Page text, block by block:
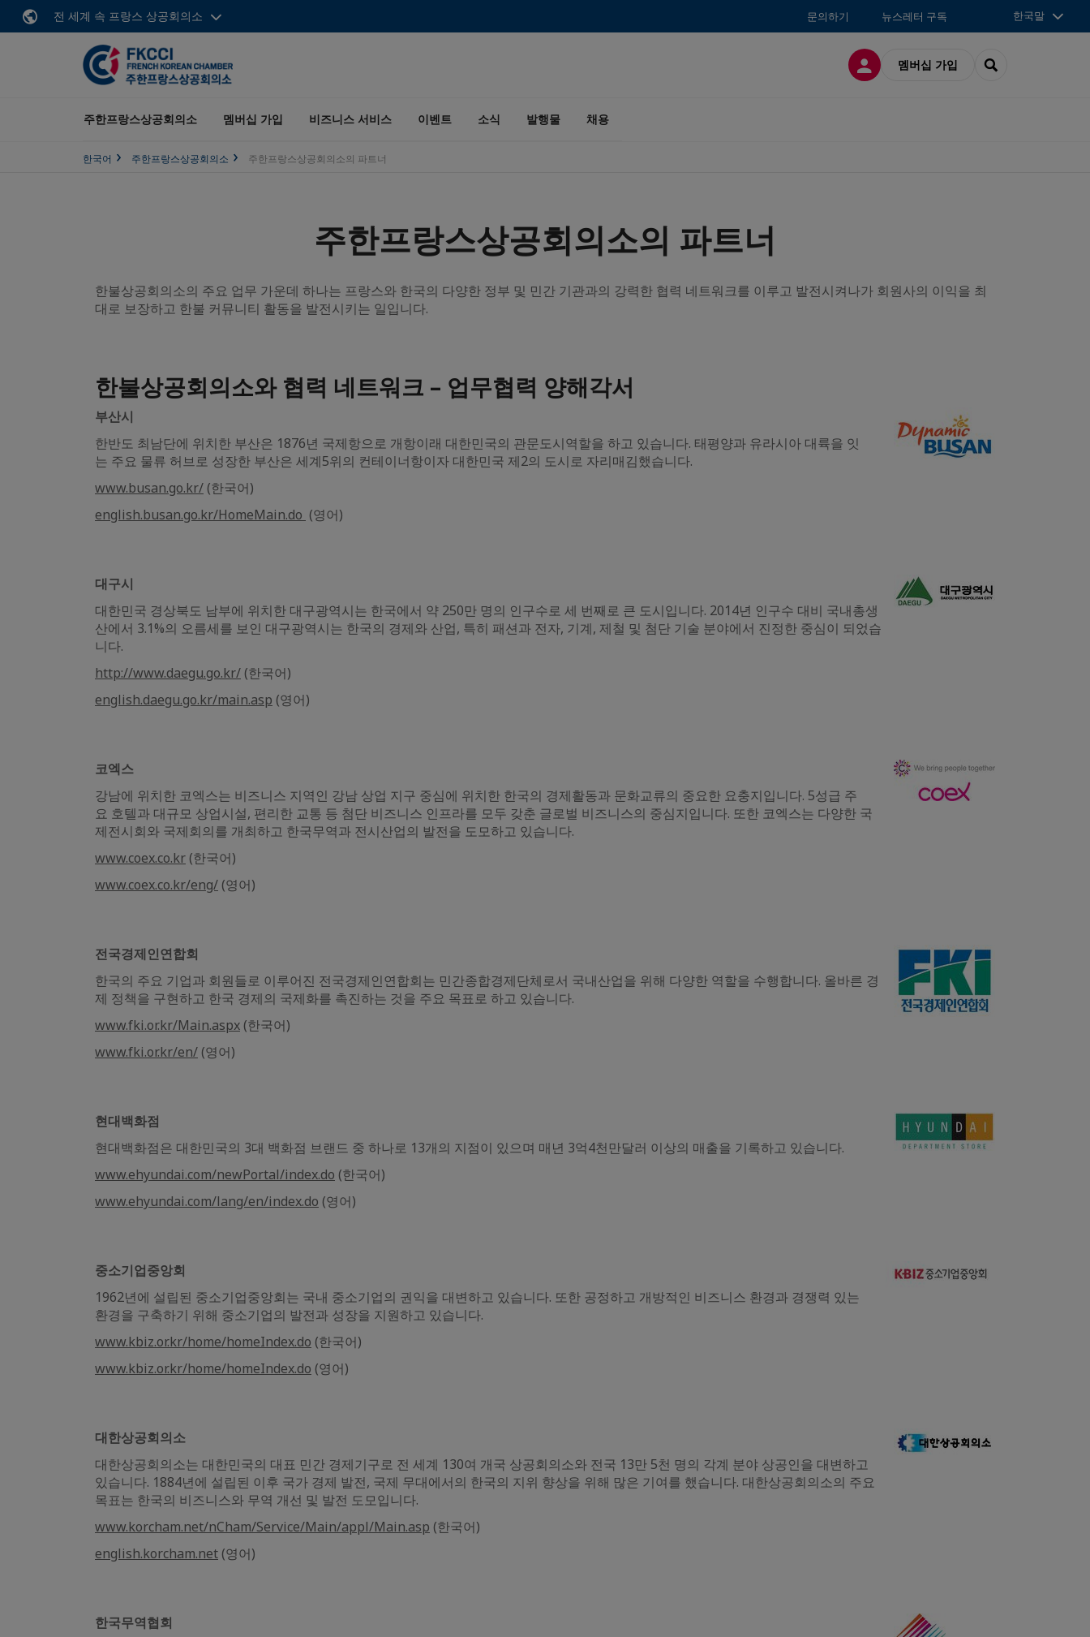
전 세계 속 프랑스 상공회의소 문의하기 뉴스레터 구독 한국말
접속 멤버십 가입 SEARCH
주한프랑스상공회의소 멤버십 가입 비즈니스 서비스 이벤트 소식 발행물 채용
한국어 주한프랑스상공회의소 주한프랑스상공회의소의 파트너
주한프랑스상공회의소의 파트너
한불상공회의소의 주요 업무 가운데 하나는 프랑스와 한국의 다양한 정부 및 민간 기관과의 강력한 협력 네트워크를 이루고 발전시켜나가 회원사의 이익을 최
대로 보장하고 한불 커뮤니티 활동을 발전시키는 일입니다.
한불상공회의소와 협력 네트워크 – 업무협력 양해각서
부산시
한반도 최남단에 위치한 부산은 1876년 국제항으로 개항이래 대한민국의 관문도시역할을 하고 있습니다. 태평양과 유라시아 대륙을 잇
는 주요 물류 허브로 성장한 부산은 세계5위의 컨테이너항이자 대한민국 제2의 도시로 자리매김했습니다.
www.busan.go.kr/ (한국어)
english.busan.go.kr/HomeMain.do (영어)
대구시
대한민국 경상북도 남부에 위치한 대구광역시는 한국에서 약 250만 명의 인구수로 세 번째로 큰 도시입니다. 2014년 인구수 대비 국내총생
산에서 3.1%의 오름세를 보인 대구광역시는 한국의 경제와 산업, 특히 패션과 전자, 기계, 제철 및 첨단 기술 분야에서 진정한 중심이 되었습
니다.
http://www.daegu.go.kr/ (한국어)
english.daegu.go.kr/main.asp (영어)
코엑스
강남에 위치한 코엑스는 비즈니스 지역인 강남 상업 지구 중심에 위치한 한국의 경제활동과 문화교류의 중요한 요충지입니다. 5성급 주
요 호텔과 대규모 상업시설, 편리한 교통 등 첨단 비즈니스 인프라를 모두 갖춘 글로벌 비즈니스의 중심지입니다. 또한 코엑스는 다양한 국
제전시회와 국제회의를 개최하고 한국무역과 전시산업의 발전을 도모하고 있습니다.
www.coex.co.kr (한국어)
www.coex.co.kr/eng/ (영어)
전국경제인연합회
한국의 주요 기업과 회원들로 이루어진 전국경제인연합회는 민간종합경제단체로서 국내산업을 위해 다양한 역할을 수행합니다. 올바른 경
제 정책을 구현하고 한국 경제의 국제화를 촉진하는 것을 주요 목표로 하고 있습니다.
www.fki.or.kr/Main.aspx (한국어)
www.fki.or.kr/en/ (영어)
현대백화점
현대백화점은 대한민국의 3대 백화점 브랜드 중 하나로 13개의 지점이 있으며 매년 3억4천만달러 이상의 매출을 기록하고 있습니다.
www.ehyundai.com/newPortal/index.do (한국어)
www.ehyundai.com/lang/en/index.do (영어)
중소기업중앙회
1962년에 설립된 중소기업중앙회는 국내 중소기업의 권익을 대변하고 있습니다. 또한 공정하고 개방적인 비즈니스 환경과 경쟁력 있는
환경을 구축하기 위해 중소기업의 발전과 성장을 지원하고 있습니다.
www.kbiz.or.kr/home/homeIndex.do (한국어)
www.kbiz.or.kr/home/homeIndex.do (영어)
대한상공회의소
대한상공회의소는 대한민국의 대표 민간 경제기구로 전 세계 130여 개국 상공회의소와 전국 13만 5천 명의 각계 분야 상공인을 대변하고
있습니다. 1884년에 설립된 이후 국가 경제 발전, 국제 무대에서의 한국의 지위 향상을 위해 많은 기여를 했습니다. 대한상공회의소의 주요
목표는 한국의 비즈니스와 무역 개선 및 발전 도모입니다.
www.korcham.net/nCham/Service/Main/appl/Main.asp (한국어)
english.korcham.net (영어)
한국무역협회